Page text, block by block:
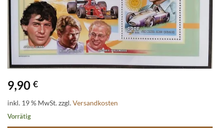
9,90 €
inkl. 19 % MwSt.zzgl.Versandkosten
Vorrätig